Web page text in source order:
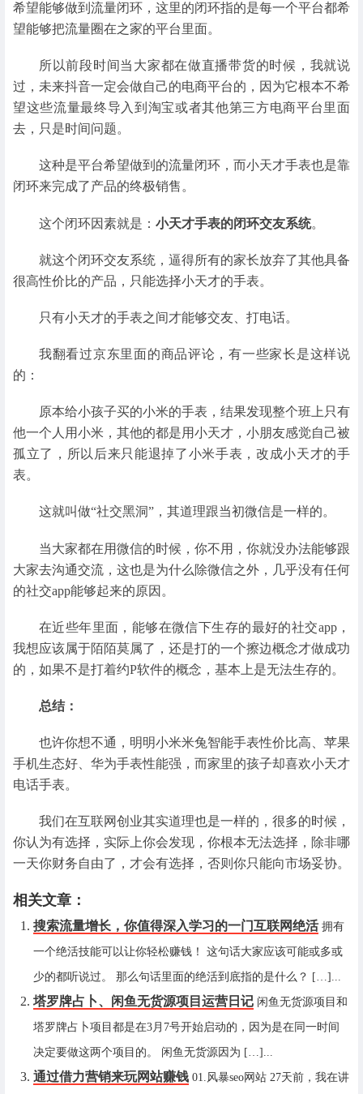
希望能够做到流量闭环，这里的闭环指的是每一个平台都希
望能够把流量圈在之家的平台里面。
所以前段时间当大家都在做直播带货的时候，我就说
过，未来抖音一定会做自己的电商平台的，因为它根本不希
望这些流量最终导入到淘宝或者其他第三方电商平台里面
去，只是时间问题。
这种是平台希望做到的流量闭环，而小天才手表也是靠
闭环来完成了产品的终极销售。
这个闭环因素就是： 小天才手表的闭环交友系统。
就这个闭环交友系统，逼得所有的家长放弃了其他具备
很高性价比的产品，只能选择小天才的手表。
只有小天才的手表之间才能够交友、打电话。
我翻看过京东里面的商品评论，有一些家长是这样说
的：
原本给小孩子买的小米的手表，结果发现整个班上只有
他一个人用小米，其他的都是用小天才，小朋友感觉自己被
孤立了，所以后来只能退掉了小米手表，改成小天才的手
表。
这就叫做“社交黑洞”，其道理跟当初微信是一样的。
当大家都在用微信的时候，你不用，你就没办法能够跟
大家去沟通交流，这也是为什么除微信之外，几乎没有任何
的社交app能够起来的原因。
在近些年里面，能够在微信下生存的最好的社交app，
我想应该属于陌陌莫属了，还是打的一个擦边概念才做成功
的，如果不是打着约P软件的概念，基本上是无法生存的。
总结：
也许你想不通，明明小米米兔智能手表性价比高、苹果
手机生态好、华为手表性能强，而家里的孩子却喜欢小天才
电话手表。
我们在互联网创业其实道理也是一样的，很多的时候，
你认为有选择，实际上你会发现，你根本无法选择，除非哪
一天你财务自由了，才会有选择，否则你只能向市场妥协。
相关文章：
搜索流量增长，你值得深入学习的一门互联网绝活 拥有
一个绝活技能可以让你轻松赚钱！ 这句话大家应该可能或多或
少的都听说过。 那么句话里面的绝活到底指的是什么？ […]...
塔罗牌占卜、闲鱼无货源项目运营日记 闲鱼无货源项目和
塔罗牌占卜项目都是在3月7号开始启动的，因为是在同一时间
决定要做这两个项目的。 闲鱼无货源因为 […]...
通过借力营销来玩网站赚钱 01.风暴seo网站 27天前，我在讲